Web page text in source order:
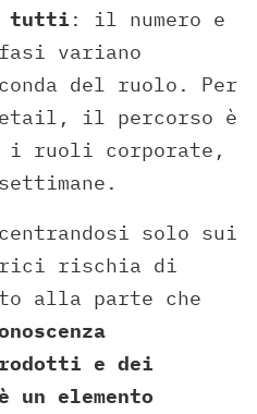
tutti : il numero e
variano
del ruolo. Per
il percorso è
i ruoli corporate,
solo sui
rischia di
alla parte che
e dei
un elemento